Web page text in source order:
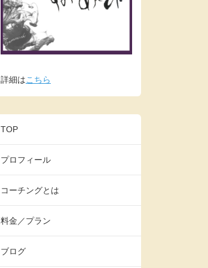
詳細はこちら
TOP
プロフィール
コーチングとは
料金／プラン
ブログ